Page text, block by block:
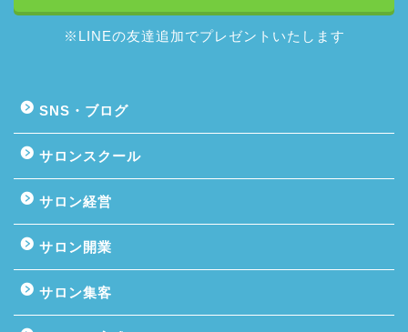
※LINEの友達追加でプレゼントいたします
SNS・ブログ
サロンスクール
サロン経営
サロン開業
サロン集客